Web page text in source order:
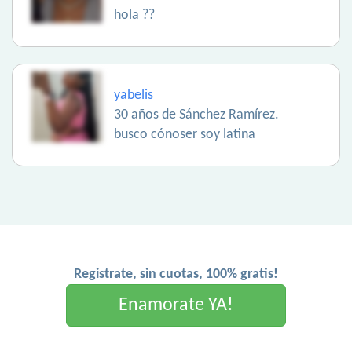
hola ??
yabelis
30 años de Sánchez Ramírez.
busco cónoser soy latina
Registrate, sin cuotas, 100% gratis!
Enamorate YA!